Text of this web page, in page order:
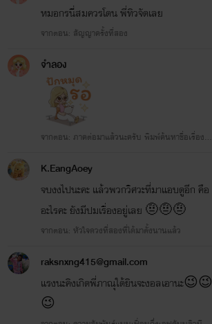
หมอกรนี่สมควรโดน พี่ทิวจัดเลย
จากตอน: สัญญาครั้งที่สอง
จำลอง
จากตอน: ภาคต่อมาแล้วนะครับ พิมพ์ค้นหาชื่อเรื่อง L
K.EangAoey
จบงงไปนะคะ แล้วพวกวิศวะที่มาแอบดูอีก คือ
อะไรคะ ยังมีปมเรื่องอยู่เลย 🤨🤨🤨
จากตอน: หัวใจดวงที่สองที่ได้มาตั้งนานแล้ว
raksnxng415@gmail.com
แรงนะคิงเกิดพี่ภาณุใด้ยินจะงอลเอานะ😉😉
😉